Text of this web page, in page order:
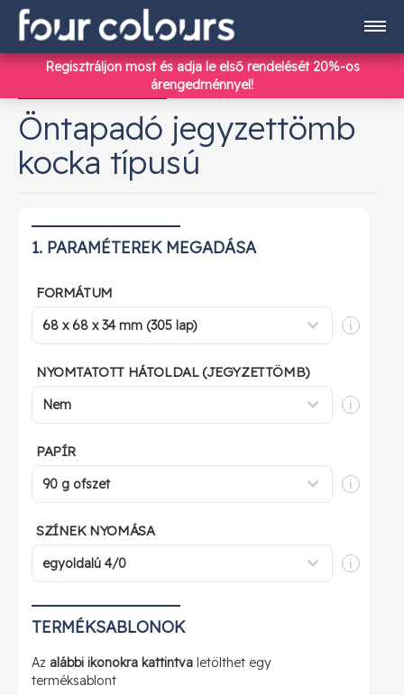
+36 70 590 4186
Regisztráljon mostés adja le első rendelését 20%-os
árengedménnyel!
Öntapadó jegyzettömb
kocka típusú
1. PARAMÉTEREK MEGADÁSA
FORMÁTUM
i
NYOMTATOTT HÁTOLDAL (JEGYZETTÖMB)
i
PAPÍR
i
SZÍNEK NYOMÁSA
i
TERMÉKSABLONOK
Az alábbi ikonokra kattintva letölthet egy
terméksablont